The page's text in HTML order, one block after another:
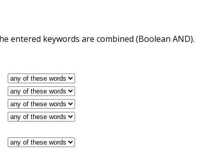
entered keywords are combined (Boolean AND).